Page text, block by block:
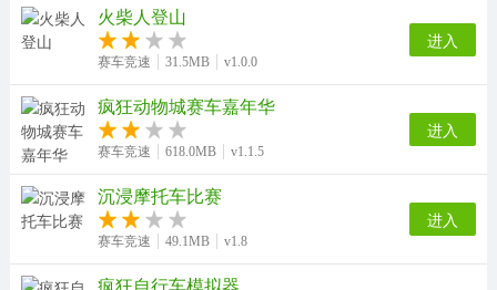
火柴人登山
赛车竞速 31.5MB v1.0.0
进入
疯狂动物城赛车嘉年华
赛车竞速 618.0MB v1.1.5
进入
沉浸摩托车比赛
赛车竞速 49.1MB v1.8
进入